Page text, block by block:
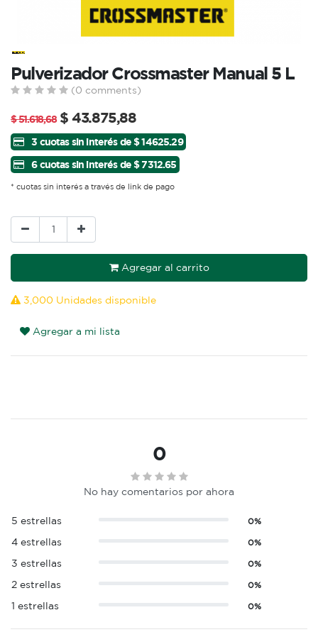
Pulverizador Crossmaster Manual 5 L
(0 comments)
$51.618,68 $ 43.875,88
3 cuotas sin interés de $ 14625.29
6 cuotas sin interés de $ 7312.65
* cuotas sin interés a través de link de pago
Agregar al carrito
3,000 Unidades disponible
Agregar a mi lista
0
No hay comentarios por ahora
5 estrellas 0%
4 estrellas 0%
3 estrellas 0%
2 estrellas 0%
1 estrellas 0%